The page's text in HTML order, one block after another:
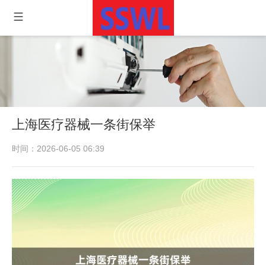
上海医疗器械一条街保举
时间：2026-06-05 06:39